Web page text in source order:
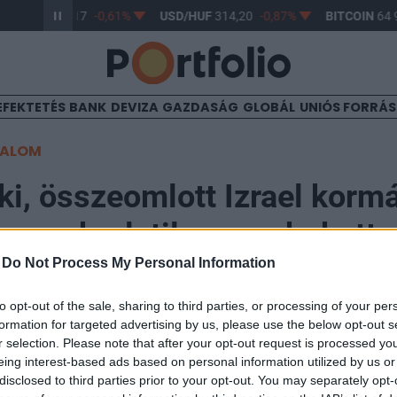
Do Not Process My Personal Information
opt-out of the sale, sharing to third parties, or processing of your
for targeted advertising by us, please use the below opt-out
selection. Please note that after your opt-out request is processed
interest-based ads based on personal information utilized by us
to third parties prior to your opt-out. You may separately
363,17 -0,61% USD/HUF314,20 -0,87% BITCOIN64
BANK DEVIZA GAZDASÁG GLOBÁL UNIÓS
összeomlott Izrael
gyakorlatilag megbukott
miniszterelnök koalíciója a mai napra tervezett
levette a Kneszet plenáris ülésének napirendjéről,